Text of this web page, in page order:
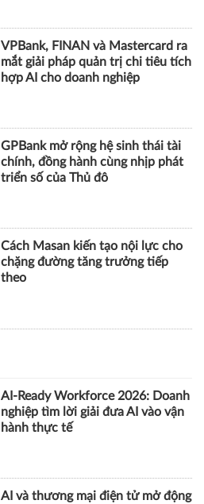
VPBank, FINAN và Mastercard ra
mắt giải pháp quản trị chi tiêu tích
hợp AI cho doanh nghiệp
GPBank mở rộng hệ sinh thái tài
chính, đồng hành cùng nhịp phát
triển số của Thủ đô
Cách Masan kiến tạo nội lực cho
chặng đường tăng trưởng tiếp
theo
AI-Ready Workforce 2026: Doanh
nghiệp tìm lời giải đưa AI vào vận
hành thực tế
AI và thương mại điện tử mở động